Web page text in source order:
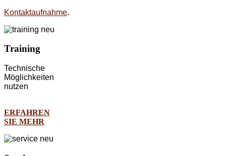
Kontaktaufnahme.
Training
Technische
Möglichkeiten
nutzen
ERFAHREN
SIE MEHR